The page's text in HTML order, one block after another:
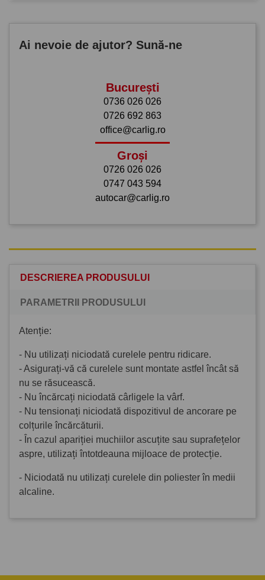
Ai nevoie de ajutor? Sună-ne
București
0736 026 026
0726 692 863
office@carlig.ro
Groși
0726 026 026
0747 043 594
autocar@carlig.ro
DESCRIEREA PRODUSULUI
PARAMETRII PRODUSULUI
Atenție:
- Nu utilizați niciodată curelele pentru ridicare.
- Asigurați-vă că curelele sunt montate astfel încât să
nu se răsucească.
- Nu încărcați niciodată cârligele la vârf.
- Nu tensionați niciodată dispozitivul de ancorare pe
colțurile încărcăturii.
- În cazul apariției muchiilor ascuțite sau suprafețelor
aspre, utilizați întotdeauna mijloace de protecție.
- Niciodată nu utilizați curelele din poliester în medii
alcaline.